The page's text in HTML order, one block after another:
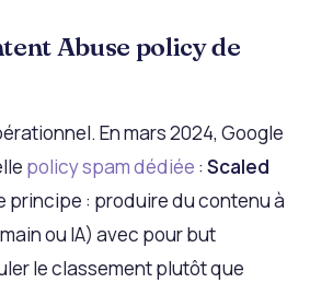
Abuse policy de
En mars 2024, Google
policy spam dédiée : Scaled
principe : produire du contenu à
ou IA) avec pour but
le classement plutôt que